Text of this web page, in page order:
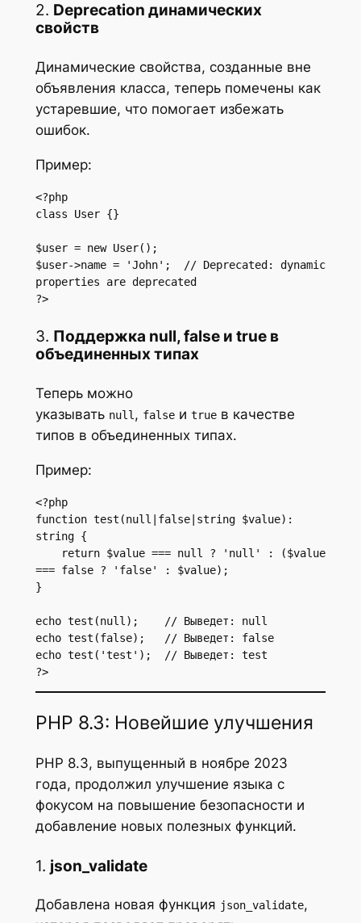
2. Deprecation динамических
свойств
Динамические свойства, созданные вне
объявления класса, теперь помечены как
устаревшие, что помогает избежать
ошибок.
Пример:
<?php
class User {}
$user = new User();
$user->name = 'John';  // Deprecated: dynamic
properties are deprecated
?>
3. Поддержка null, false и true в
объединенных типах
Теперь можно
указывать null , falseи trueв качестве
типов в объединенных типах.
Пример:
<?php
function test(null|false|string $value):
string {
=== false ? 'false' : $value);
}
echo test(null);    // Выведет: null
echo test(false);   // Выведет: false
echo test('test');  // Выведет: test
?>
PHP 8.3: Новейшие улучшения
PHP 8.3, выпущенный в ноябре 2023
года, продолжил улучшение языка с
фокусом на повышение безопасности и
добавление новых полезных функций.
1. json_validate
Добавлена новая функция json_validate,